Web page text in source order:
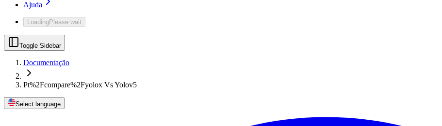
Ajuda
LoadingPlease wait
Toggle Sidebar
Documentação
Pt%2Fcompare%2Fyolox Vs Yolov5
Select language